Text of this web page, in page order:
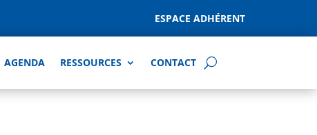
ESPACE ADHÉRENT
AGENDA RESSOURCES CONTACT